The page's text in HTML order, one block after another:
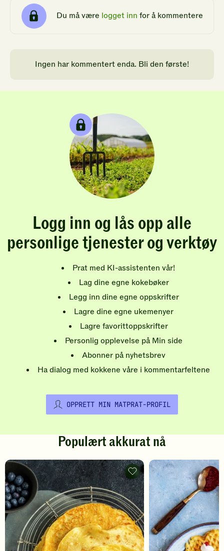
Du må være logget inn for å kommentere
Ingen har kommentert enda. Bli den første!
Logg inn og lås opp alle
personlige tjenester og verktøy
Prat med KI-assistenten vår!
Lag dine egne kokebøker
Legg inn dine egne oppskrifter
Lagre dine egne ukemenyer
Lagre favorittoppskrifter
Personlig opplevelse på Min side
Abonner på nyhetsbrev
Ha dialog med kokkene våre i kommentarfeltene
OPPRETT MIN MATPRAT-PROFIL
Populært akkurat nå
Pannekaker
-
legg
til
favoritter